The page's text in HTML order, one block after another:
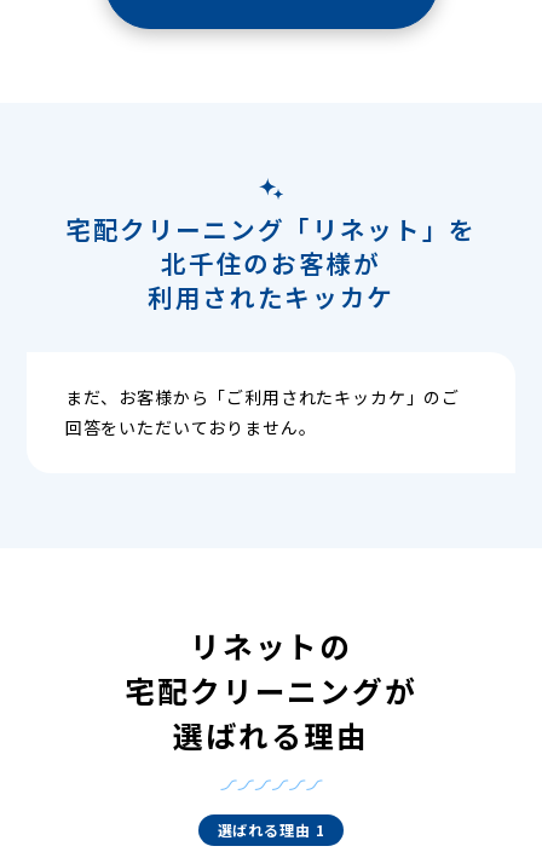
宅配クリーニング「リネット」を
北千住のお客様が
利用されたキッカケ
まだ、お客様から「ご利用されたキッカケ」のご
回答をいただいておりません。
リネットの
宅配クリーニングが
選ばれる理由
選ばれる理由 1